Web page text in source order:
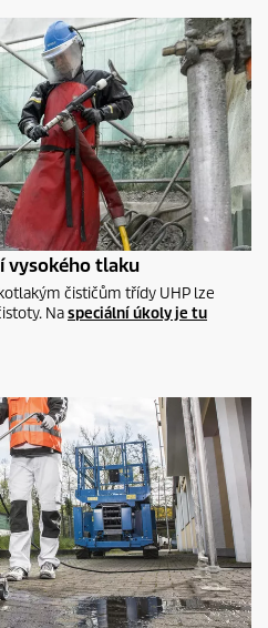
vysokého tlaku
čističům třídy UHP lze
Naspeciální úkoly je tu